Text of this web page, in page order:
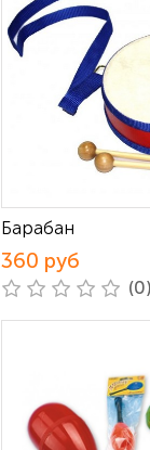
Барабан
360 руб